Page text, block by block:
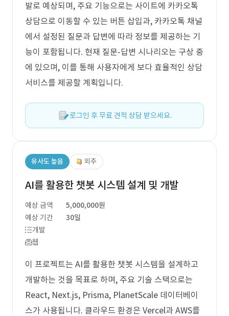
발로 예상되며, 주요 기능으로는 사이트에 카카오톡
상담으로 이동할 수 있는 버튼 삽입과, 카카오톡 채널
에서 설정된 질문과 답변에 따라 정보를 제공하는 기
능이 포함됩니다. 현재 질문-답변 시나리오는 구상 중
에 있으며, 이를 통해 사용자에게 보다 효율적인 상담
서비스를 제공할 계획입니다.
로그인 후 무료 견적 상담 받으세요.
유사도 높음 외주
AI를 활용한 챗봇 시스템 설계 및 개발
예상 금액
5,000,000원
예상 기간
30일
개발
웹
이 프로젝트는 AI를 활용한 챗봇 시스템을 설계하고
개발하는 것을 목표로 하며, 주요 기술 스택으로는
React, Next.js, Prisma, PlanetScale 데이터베이
스가 사용됩니다. 클라우드 환경은 Vercel과 AWS를